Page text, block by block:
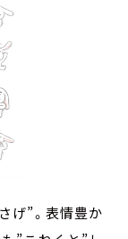
げ”。表情豊か